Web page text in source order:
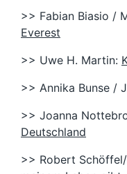
>> Fabian Biasio /
Everest
>> Uwe H. Martin:
>> Annika Bunse /
>> Joanna
Deutschland
>> Robert